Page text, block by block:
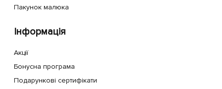
Пакунок малюка
Інформація
Акції
Бонусна програма
Подарункові сертифікати